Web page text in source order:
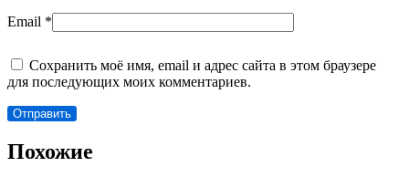
Email *
Сохранить моё имя, email и адрес сайта в этом браузере
для последующих моих комментариев.
Похожие